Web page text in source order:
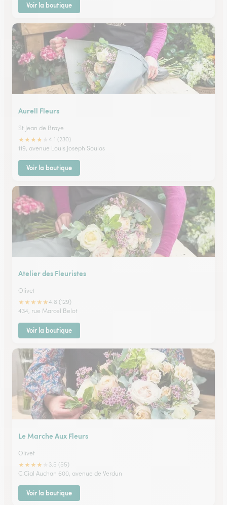
Voir la boutique
Aurell Fleurs
St Jean de Braye
★★★★
4.1 (230)
119, avenue Louis Joseph Soulas
Voir la boutique
Atelier des Fleuristes
Olivet
★★★★★4.8 (129)
434, rue Marcel Belot
Voir la boutique
Le Marche Aux Fleurs
Olivet
★★★★
3.5 (55)
C.Cial Auchan 600, avenue de Verdun
Voir la boutique